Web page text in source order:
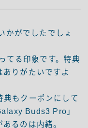
かがでしたでしょ
てる印象です。特典
りがたいですよ
もクーポンにして
Buds3 Pro」
るのは内緒。